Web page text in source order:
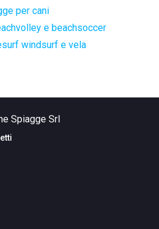
per cani
e beachsoccer
windsurf e vela
Spiagge Srl